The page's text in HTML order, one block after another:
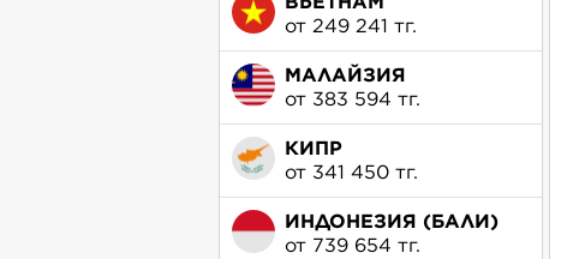
от 249 241 тг.
МАЛАЙЗИЯ
от 383 594 тг.
КИПР
от 341 450 тг.
ИНДОНЕЗИЯ (БАЛИ)
от 739 654 тг.